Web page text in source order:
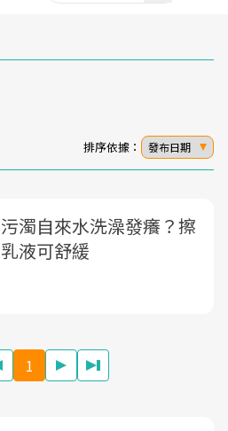
排序依據： 發布日期
污濁自來水洗澡發癢？擦
乳液可舒緩
1